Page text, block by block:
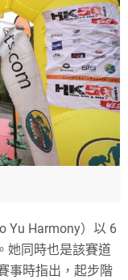
Yu Harmony）以 6
。她同時也是該賽道
事時指出，起步階